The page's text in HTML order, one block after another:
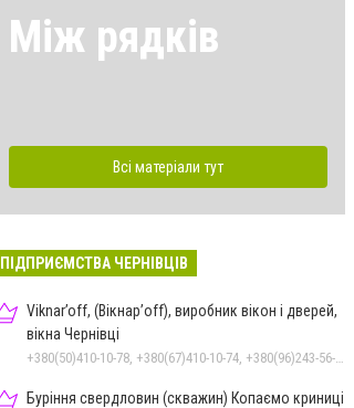
Між рядків
Всі матеріали тут
ПІДПРИЄМСТВА ЧЕРНІВЦІВ
Viknar’off, (Вікнар’off), виробник вікон і дверей,
вікна Чернівці
Буріння свердловин (скважин) Копаємо криниці